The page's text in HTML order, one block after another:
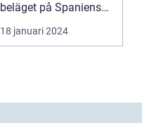
beläget på Spaniens
östkust, är en fä...
18 januari 2024